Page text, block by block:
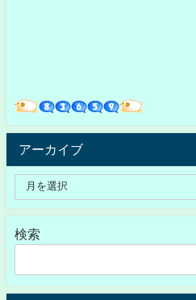
アーカイブ
検索